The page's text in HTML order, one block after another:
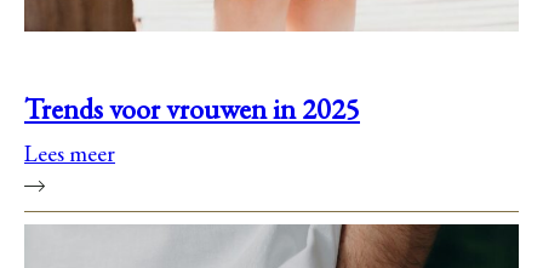
Trends voor vrouwen in 2025
Lees meer